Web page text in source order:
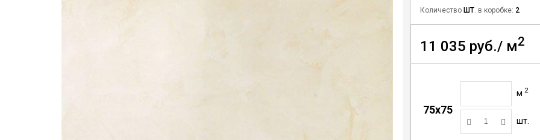
Количество ШТ. в коробке: 2
11 035 руб./ м2
75x75
м 2
шт.